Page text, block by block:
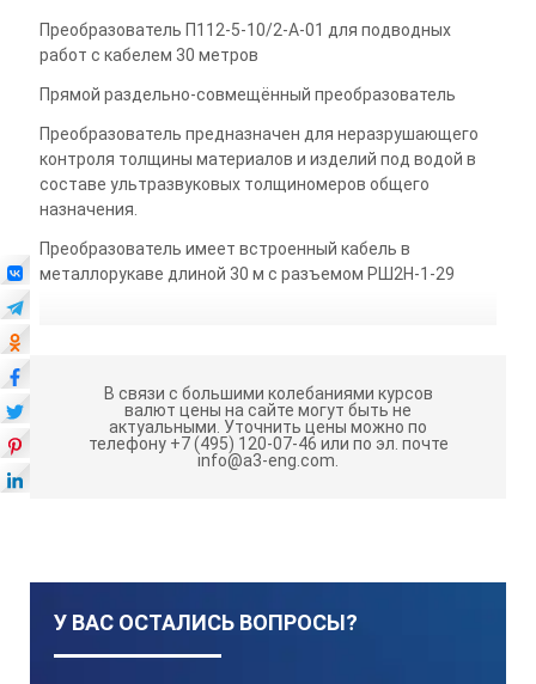
Преобразователь П112-5-10/2-А-01 для подводных
работ с кабелем 30 метров
Прямой раздельно-совмещённый преобразователь
Преобразователь предназначен для неразрушающего
контроля толщины материалов и изделий под водой в
составе ультразвуковых толщиномеров общего
назначения.
Преобразователь имеет встроенный кабель в
металлорукаве длиной 30 м с разъемом РШ2Н-1-29
В связи с большими колебаниями курсов
валют цены на сайте могут быть не
актуальными. Уточнить цены можно по
телефону +7 (495) 120-07-46 или по эл. почте
info@a3-eng.com.
У ВАС ОСТАЛИСЬ ВОПРОСЫ?